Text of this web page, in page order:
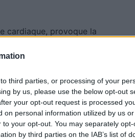
third parties, or processing of your
by us, please use the below opt-out
your opt-out request is processed
on personal information utilized by us
your opt-out. You may separately
by third parties on the IAB’s list of
cardiaque, provoque la
50 ou 60°C pendant
fatigué, sous traitement
dans la